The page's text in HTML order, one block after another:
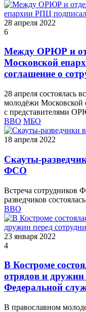
28 апреля 2022
6
Между ОРЮР и
Московской
соглашение о
28 апреля состоялась
молодёжи Московской
с представителями
ВВО МБО
18 апреля 2022
Скауты-
ФСО
Встреча сотрудников
разведчиков
ВВО
23 января 2022
4
В Костроме
отрядов и дружин
Федеральной
В православном